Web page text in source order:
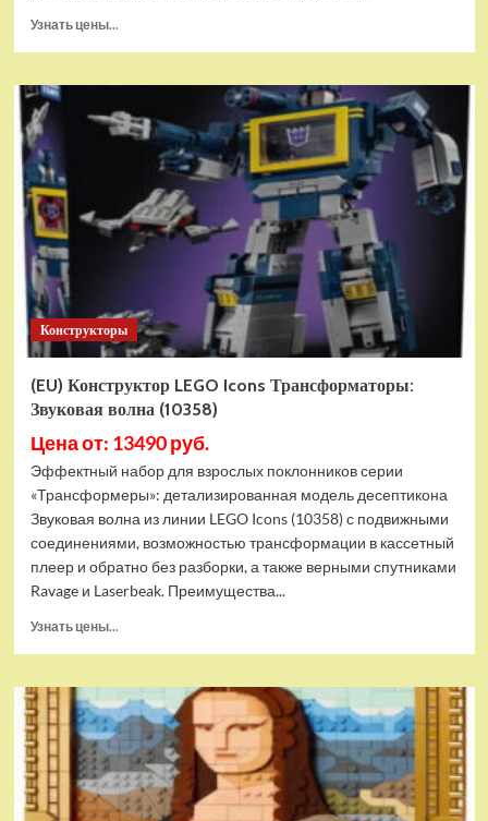
Узнать цены...
(EU)
автомобиль
LEGO
Champions
Porsche
911
GT3
Конструкторы
(EU) Конструктор LEGO Icons Трансформаторы:
Звуковая волна (10358)
Цена от: 13490 руб.
Эффектный набор для взрослых поклонников серии
«Трансформеры»: детализированная модель десептикона
Звуковая волна из линии LEGO Icons (10358) с подвижными
соединениями, возможностью трансформации в кассетный
плеер и обратно без разборки, а также верными спутниками
Ravage и Laserbeak. Преимущества...
Узнать цены...
(EU)
Конструктор
LEGO
Icons
Трансформаторы:
Звуковая
волна